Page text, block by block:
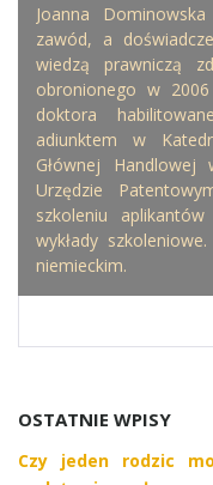
Joanna
zawód, a
wiedzą prawniczą
obronionego w
doktora
adiunktem w
Głównej
Urzędzie
szkoleniu
wykłady
niemieckim.
OSTATNIE WPISY
Czy jeden rodzic